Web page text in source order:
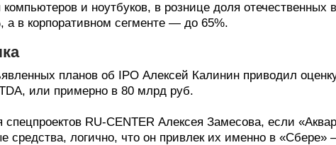
компьютеров и ноутбуков, в рознице доля отечественных
а в корпоративном сегменте — до 65%.
планов об IPO Алексей Калинин приводил
или примерно в 80 млрд руб.
RU-CENTER Алексея Замесова, если
средства, логично, что он привлек их именно в «Сбере»